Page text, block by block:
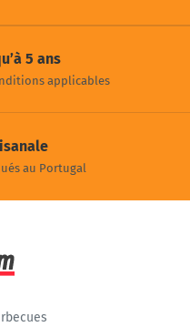
5 ans
applicables
au Portugal